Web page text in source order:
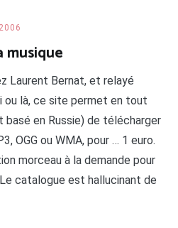
musique
Laurent Bernat, et relayé
ou là, ce site permet en tout
basé en Russie) de télécharger
OGG ou WMA, pour … 1 euro.
morceau à la demande pour
catalogue est hallucinant de